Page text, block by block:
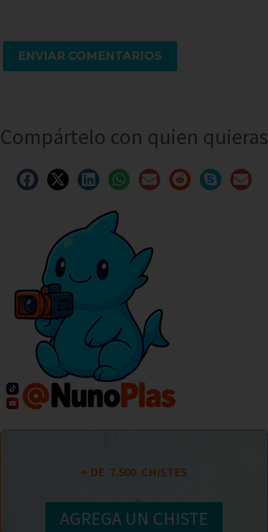
ENVIAR COMENTARIOS
Compártelo con quien quieras
+ DE 7.500
  CHISTES
AGREGA UN CHISTE